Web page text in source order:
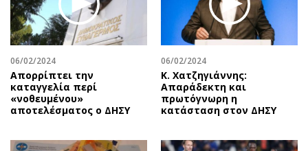
06/02/2024
Απορρίπτει την
καταγγελία περί
«νοθευμένου»
αποτελέσματος ο ΔΗΣΥ
06/02/2024
Κ. Χατζηγιάννης:
Απαράδεκτη και
πρωτόγνωρη η
κατάσταση στον ΔΗΣΥ